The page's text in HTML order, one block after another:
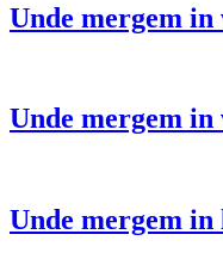
Unde mergem
Unde mergem
Unde mergem in